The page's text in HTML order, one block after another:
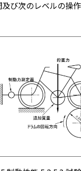
び次のレベルの操